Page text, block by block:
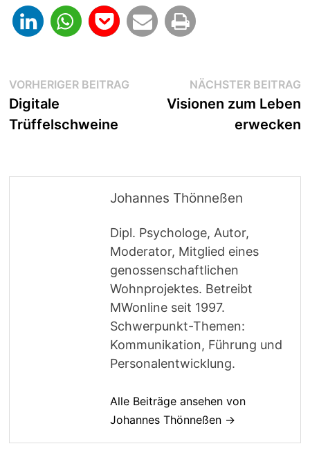
Beitragsnavigation
VORHERIGER BEITRAG Vorheriger
Beitrag:
Digitale
Trüffelschweine
NÄCHSTER BEITRAG
Visionen zum Leben
erwecken
Johannes Thönneßen
Dipl. Psychologe, Autor,
Moderator, Mitglied eines
genossenschaftlichen
Wohnprojektes. Betreibt
MWonline seit 1997.
Schwerpunkt-Themen:
Kommunikation, Führung und
Personalentwicklung.
Alle Beiträge ansehen von
Johannes Thönneßen →